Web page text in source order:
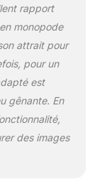
voulez,
de
trépied
rapport
monopode
attrait pour
pour un
est
gênante. En
des images